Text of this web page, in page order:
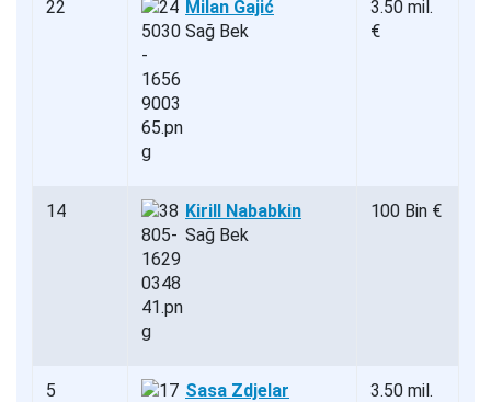
22
Milan Gajić
Sağ Bek
3.50 mil.
€
14
Kirill Nababkin
Sağ Bek
100 Bin €
5
Sasa Zdjelar
3.50 mil.